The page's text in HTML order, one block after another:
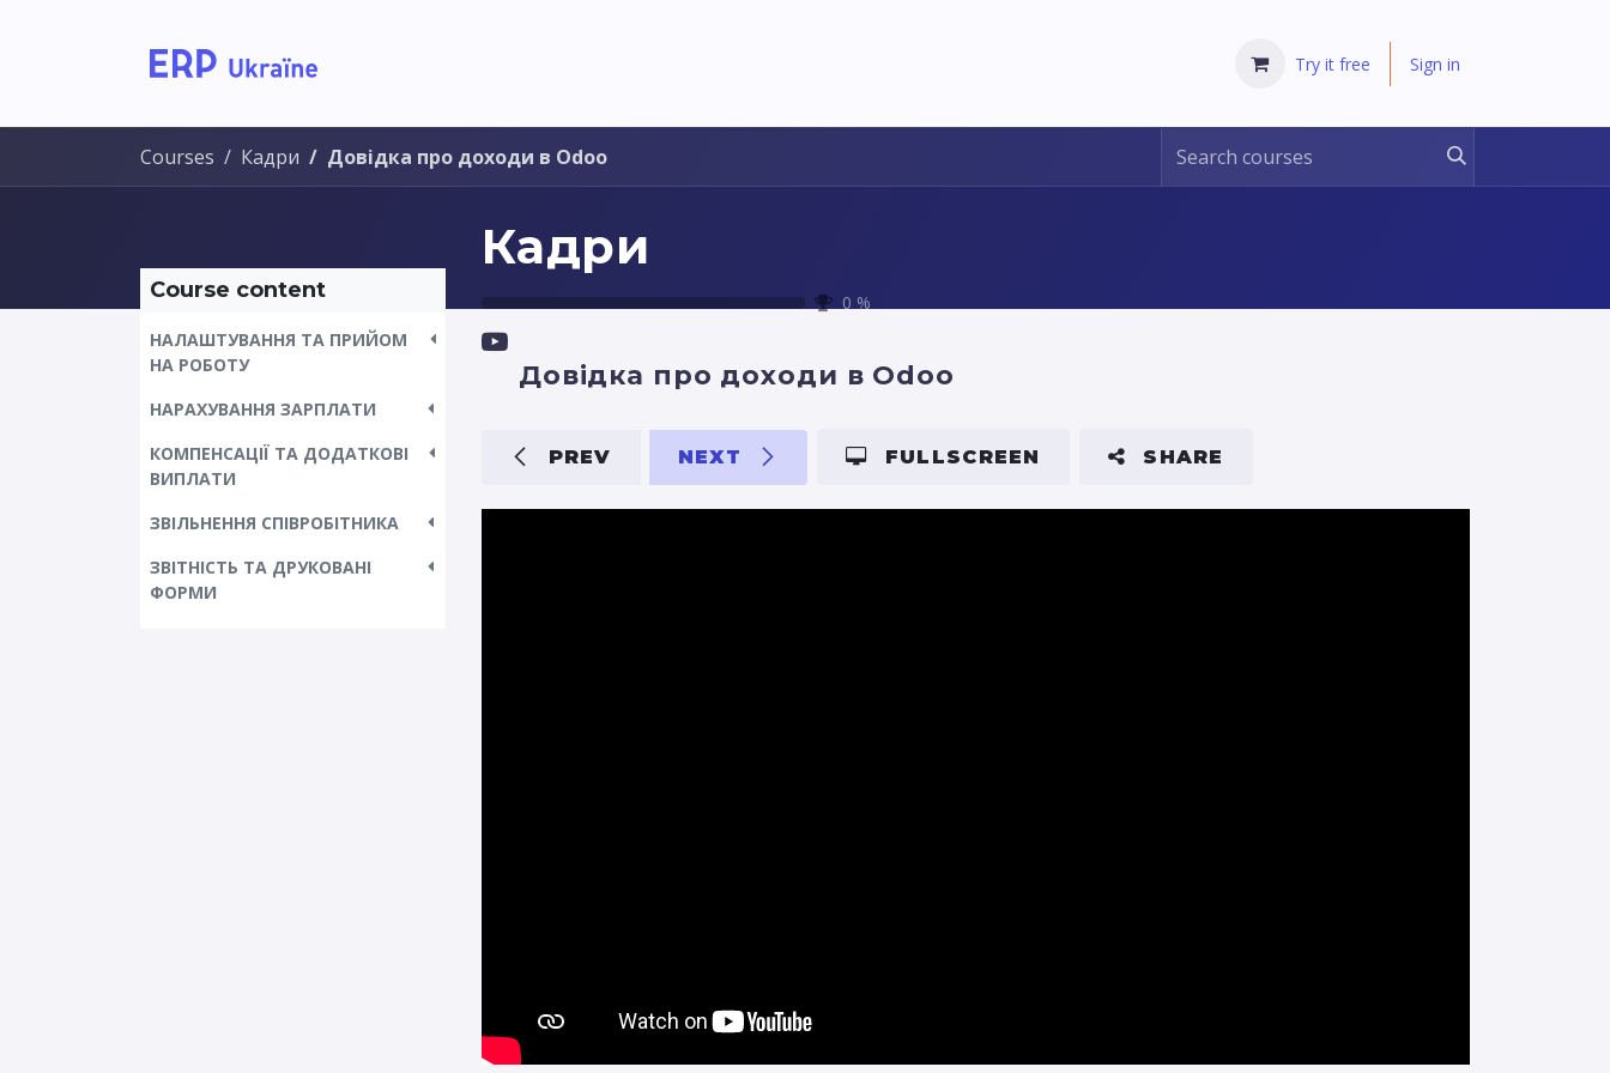
Try it free Sign in
Courses Кадри Довідка про доходи в Odoo
Кадри
0 %
Course content
НАЛАШТУВАННЯ ТА ПРИЙОМ
НА РОБОТУ
НАРАХУВАННЯ ЗАРПЛАТИ
КОМПЕНСАЦІЇ ТА ДОДАТКОВІ
ВИПЛАТИ
ЗВІЛЬНЕННЯ СПІВРОБІТНИКА
ЗВІТНІСТЬ ТА ДРУКОВАНІ
ФОРМИ
Довідка про доходи в Odoo
PREV NEXT FULLSCREEN SHARE